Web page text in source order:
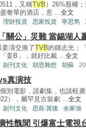
，又稱TVB ）26%股權
奢華的酒店，意 ...全文
理財投資 思家投資 寧思雋
關公」災難 當錫湖人
濤交換了TVB的鍾志光；
姜B」，就好比戴 ...全文
副刊文化 胡思雜想 胡蘇
真演技
別電影，談劇集，也談較廣
），屬罕見古裝劇 ...全文
副刊文化 思前‧賞後 余家強
性醜聞 引爆富士電視